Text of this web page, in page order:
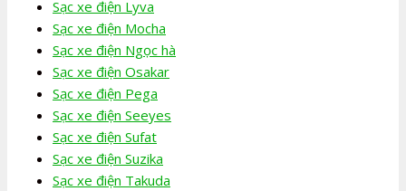
Sạc xe điện Lyva
Sạc xe điện Mocha
Sạc xe điện Ngọc hà
Sạc xe điện Osakar
Sạc xe điện Pega
Sạc xe điện Seeyes
Sạc xe điện Sufat
Sạc xe điện Suzika
Sạc xe điện Takuda